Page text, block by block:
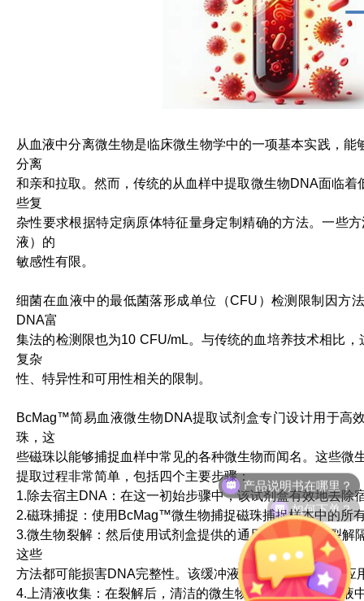
从血液中分离微生物是临床微生物学中的一项基本实践，
分离
和亲和拉取。然而，传统的从血样中提取微生物DNA面临
些复
杂性要求根据特定病原体特征量身定制精确的方法。一些
液）的
敏感性有限。
细菌在血液中的最低菌落形成单位（CFU）检测限制因方
DNA富
集法的检测限也为10 CFU/mL。与传统的血培养技术相比
复杂
性、特异性和可用性相关的限制。
BcMag™简易血液微生物DNA提取试剂盒专门设计用于高
珠，这
些磁珠以能够捕捉血样中常见的各种微生物而闻名。这些
提取过程非常简单，包括四个主要步骤：
1.除去宿主DNA：在这一初始步骤中，该试剂盒有效地去
2.磁珠捕捉：使用BcMag™微生物捕捉磁珠捕捉样本中的所
3.微生物裂解：然后使用试剂盒提供的通用裂解缓冲液裂
这些
方法都可能损害DNA完整性。该缓冲液温和，并且与下游应
4.上清液收集：在裂解后，清洁的微生物DNA存在于上清
产品说明书在哪里？
如何下单？